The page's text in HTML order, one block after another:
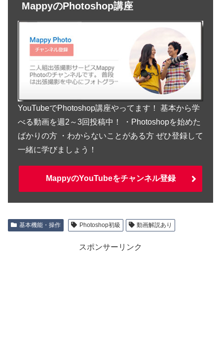
MappyのPhotoshop講座
YouTubeでPhotoshop講座やってます！ 基本から学
べる動画を週2～3回投稿中！ ・Photoshopを始めた
ばかりの方 ・わからないことがある方 ぜひ登録して
一緒に学びましょう！
MappyのYouTubeをチャンネル登録
基本機能・操作 Photoshop初級 動画解説あり
スポンサーリンク